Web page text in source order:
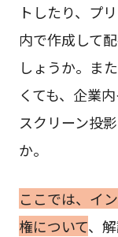
トしたり、プ
内で作成して
しょうか。ま
くても、企業
スクリーン投
か。
ここでは、イ
権について、解